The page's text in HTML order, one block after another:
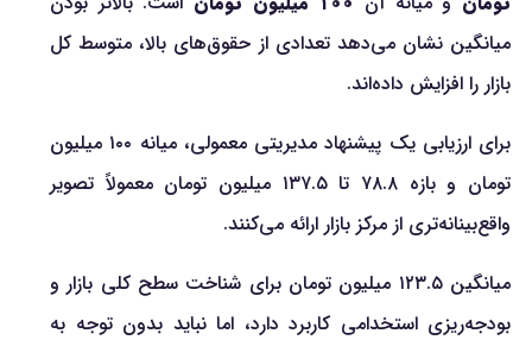
میانگین نشان می‌دهد تعدادی از حقوق‌های بالا، متوسط کل
بازار را افزایش داده‌اند.
برای ارزیابی یک پیشنهاد مدیریتی معمولی، میانه ۱۰۰ میلیون
تومان و بازه ۷۸.۸ تا ۱۳۷.۵ میلیون تومان معمولاً تصویر
واقع‌بینانه‌تری از مرکز بازار ارائه می‌کنند.
میانگین ۱۲۳.۵ میلیون تومان برای شناخت سطح کلی بازار و
بودجه‌ریزی استخدامی کاربرد دارد، اما نباید بدون توجه به